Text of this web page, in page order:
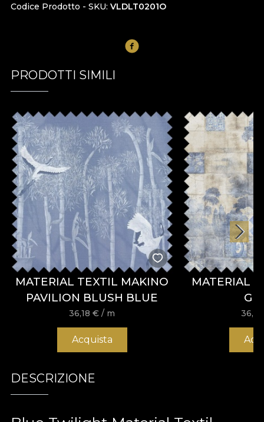
Codice Prodotto - SKU VLDLT0201O
PRODOTTI SIMILI
MATERIAL TEXTIL MAKINO
PAVILION BLUSH BLUE
36,18€ / m
Acquista
MATERIAL
DESCRIZIONE